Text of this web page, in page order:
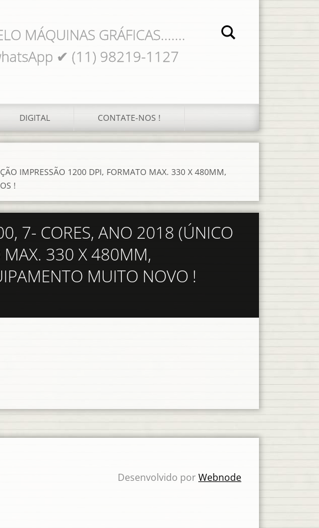
MÁQUINAS GRÁFICAS.......
✔ (11) 98219-1127
DIGITAL CONTATE-NOS !
IMPRESSÃO 1200 DPI, FORMATO MAX. 330 X 480MM,
!
7- CORES, ANO 2018 (ÚNICO
MAX. 330 X 480MM,
MUITO NOVO !
Desenvolvido porWebnode